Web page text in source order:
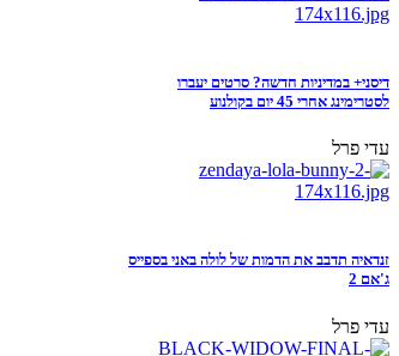
דיסני+ במדיניות חדשה? סרטים יעברו
לסטרימינג אחרי 45 יום בקולנוע
עדי פרל
זנדאיה תדבב את הדמות של לולה באני בספייס
ג'אם 2
עדי פרל